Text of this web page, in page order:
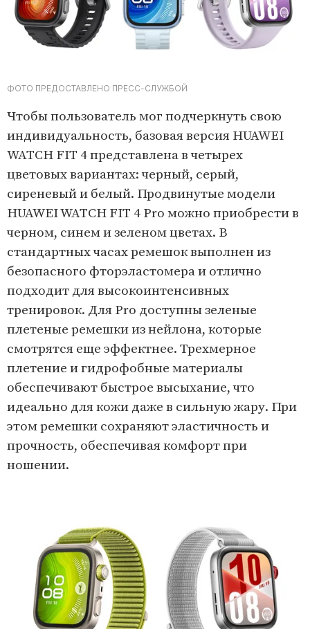
ФОТО ПРЕДОСТАВЛЕНО ПРЕСС-СЛУЖБОЙ
Чтобы пользователь мог подчеркнуть свою
индивидуальность, базовая версия HUAWEI
WATCH FIT 4 представлена в четырех
цветовых вариантах: черный, серый,
сиреневый и белый. Продвинутые модели
HUAWEI WATCH FIT 4 Pro можно приобрести в
черном, синем и зеленом цветах. В
стандартных часах ремешок выполнен из
безопасного фторэластомера и отлично
подходит для высокоинтенсивных
тренировок. Для Pro доступны зеленые
плетеные ремешки из нейлона, которые
смотрятся еще эффектнее. Трехмерное
плетение и гидрофобные материалы
обеспечивают быстрое высыхание, что
идеально для кожи даже в сильную жару. При
этом ремешки сохраняют эластичность и
прочность, обеспечивая комфорт при
ношении.